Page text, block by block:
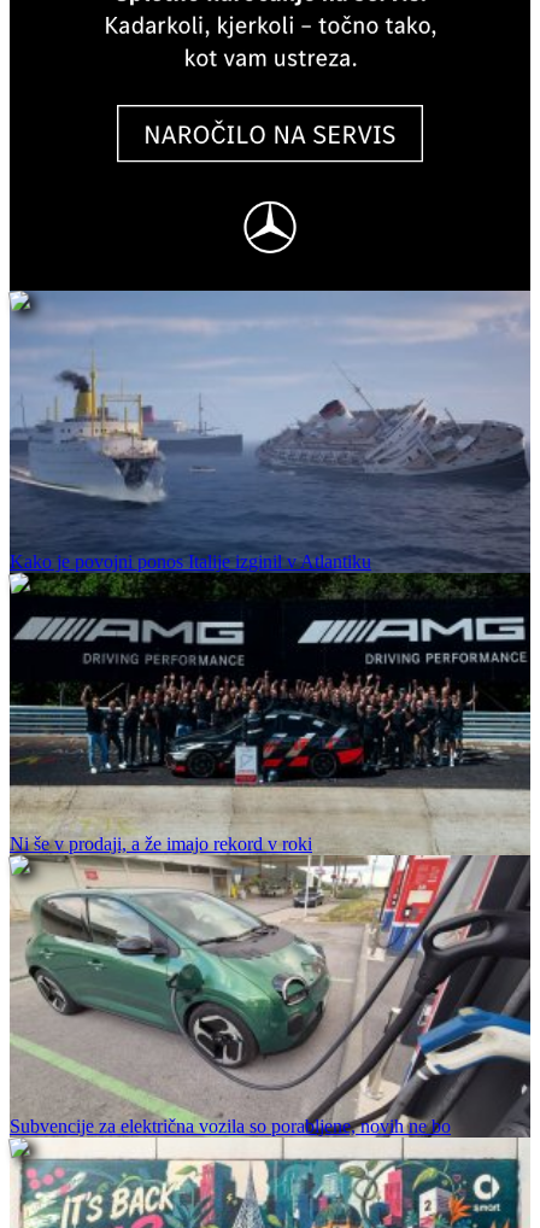
Kako je povojni ponos Italije izginil v Atlantiku
Ni še v prodaji, a že imajo rekord v roki
Subvencije za električna vozila so porabljene, novih ne bo